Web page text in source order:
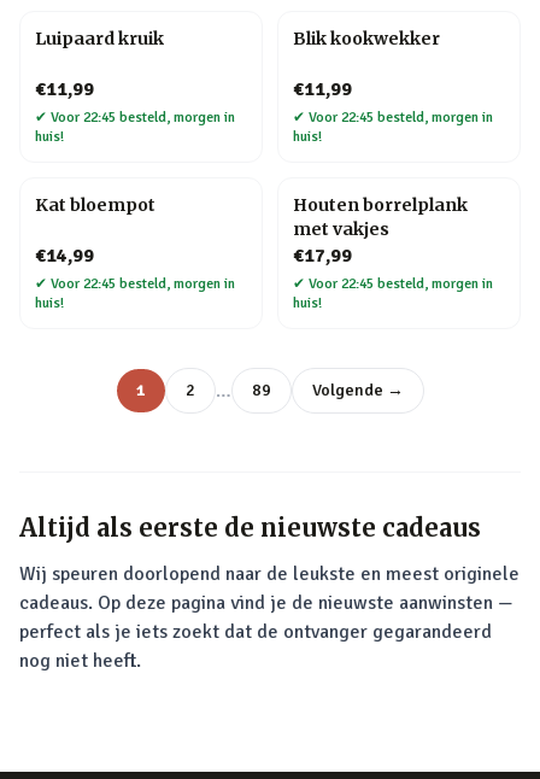
Luipaard kruik
€11,99
✔ Voor 22:45 besteld, morgen in
huis!
Blik kookwekker
€11,99
✔ Voor 22:45 besteld, morgen in
huis!
Kat bloempot
€14,99
✔ Voor 22:45 besteld, morgen in
huis!
Houten borrelplank
met vakjes
€17,99
✔ Voor 22:45 besteld, morgen in
huis!
1 2 … 89 Volgende →
Altijd als eerste de nieuwste cadeaus
Wij speuren doorlopend naar de leukste en meest originele
cadeaus. Op deze pagina vind je de nieuwste aanwinsten —
perfect als je iets zoekt dat de ontvanger gegarandeerd
nog niet heeft.